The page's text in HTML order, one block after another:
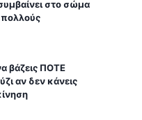
στο σώμα
βάζεις ΠΟΤΕ
αν δεν κάνεις